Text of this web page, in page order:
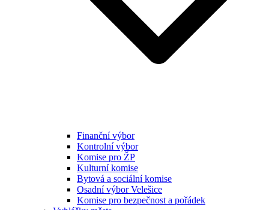
Finanční výbor
Kontrolní výbor
Komise pro ŽP
Kulturní komise
Bytová a sociální komise
Osadní výbor Velešice
Komise pro bezpečnost a pořádek